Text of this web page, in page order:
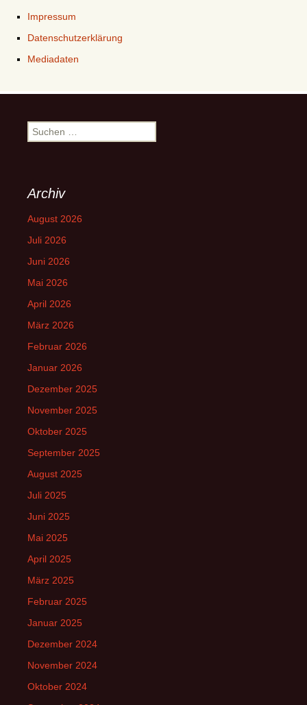
Impressum
Datenschutzerklärung
Mediadaten
Suchen
nach:
Archiv
August 2026
Juli 2026
Juni 2026
Mai 2026
April 2026
März 2026
Februar 2026
Januar 2026
Dezember 2025
November 2025
Oktober 2025
September 2025
August 2025
Juli 2025
Juni 2025
Mai 2025
April 2025
März 2025
Februar 2025
Januar 2025
Dezember 2024
November 2024
Oktober 2024